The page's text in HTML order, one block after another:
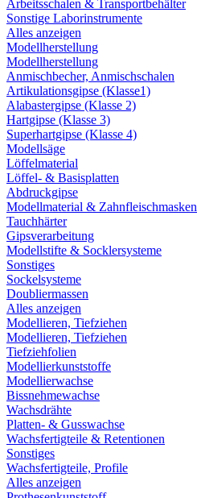
Arbeitsschalen & Transportbehälter
Sonstige Laborinstrumente
Alles anzeigen
Modellherstellung
Modellherstellung
Anmischbecher, Anmischschalen
Artikulationsgipse (Klasse1)
Alabastergipse (Klasse 2)
Hartgipse (Klasse 3)
Superhartgipse (Klasse 4)
Modellsäge
Löffelmaterial
Löffel- & Basisplatten
Abdruckgipse
Modellmaterial & Zahnfleischmasken
Tauchhärter
Gipsverarbeitung
Modellstifte & Socklersysteme
Sonstiges
Sockelsysteme
Doubliermassen
Alles anzeigen
Modellieren, Tiefziehen
Modellieren, Tiefziehen
Tiefziehfolien
Modellierkunststoffe
Modellierwachse
Bissnehmewachse
Wachsdrähte
Platten- & Gusswachse
Wachsfertigteile & Retentionen
Sonstiges
Wachsfertigteile, Profile
Alles anzeigen